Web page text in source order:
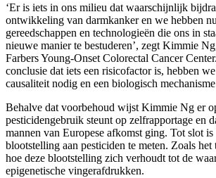
‘Er is iets in ons milieu dat waarschijnlijk
ontwikkeling van darmkanker en we hebben
gereedschappen en technologieën die ons in
nieuwe manier te bestuderen’, zegt Kimmie
Farbers Young-Onset Colorectal Cancer
conclusie dat iets een risicofactor is, hebben
causaliteit nodig en een biologisch
Behalve dat voorbehoud wijst Kimmie Ng er
pesticidengebruik steunt op zelfrapportage en
mannen van Europese afkomst ging. Tot slot
blootstelling aan pesticiden te meten. Zoals
hoe deze blootstelling zich verhoudt tot de
epigenetische vingerafdrukken.